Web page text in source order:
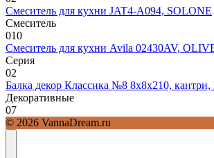
Смеситель для кухни JAT4-A094, SOLONE
Смеситель
010
Смеситель для кухни Avila 02430AV,
Серия
02
Балка декор Классика №8 8x8x210,
Декоративные
07
© 2026 VannaDream.ru